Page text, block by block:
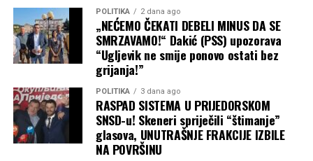
POLITIKA 2 dana ago
„NEĆEMO ČEKATI DEBELI MINUS DA SE
SMRZAVAMO!“ Dakić (PSS) upozorava
“Ugljevik ne smije ponovo ostati bez
grijanja!”
POLITIKA 3 dana ago
RASPAD SISTEMA U PRIJEDORSKOM
SNSD-u! Skeneri spriječili “štimanje”
glasova, UNUTRAŠNJE FRAKCIJE IZBILE
NA POVRŠINU